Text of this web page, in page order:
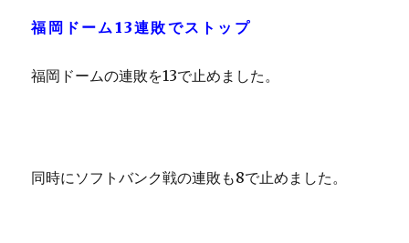
福岡ドーム13連敗でストップ
福岡ドームの連敗を13で止めました。
同時にソフトバンク戦の連敗も8で止めました。